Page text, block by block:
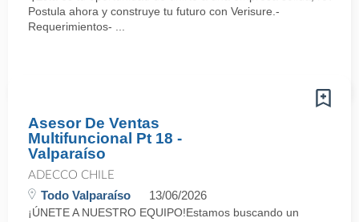
Postula ahora y construye tu futuro con Verisure.-
Requerimientos- ...
Asesor De Ventas
Multifuncional Pt 18 -
Valparaíso
ADECCO CHILE
Todo Valparaíso 13/06/2026
¡ÚNETE A NUESTRO EQUIPO!Estamos buscando un